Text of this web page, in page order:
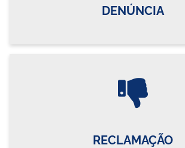
DENÚNCIA
RECLAMAÇÃO